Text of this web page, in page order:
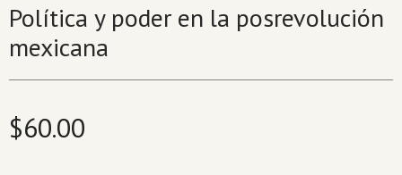
Política y poder en la posrevolución
mexicana
$60.00